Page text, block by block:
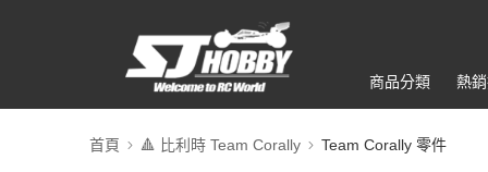
商品分類 熱
首頁 🔺 比利時 Team Corally Team Corally 零件